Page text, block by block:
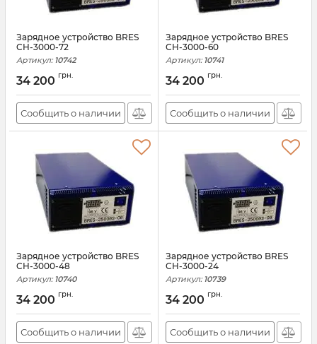
Зарядное устройство BRES
CH-3000-72
Артикул: 10742
34 200 грн.
Сообщить о наличии
Зарядное устройство BRES
CH-3000-60
Артикул: 10741
34 200 грн.
Сообщить о наличии
Зарядное устройство BRES
CH-3000-48
Артикул: 10740
34 200 грн.
Сообщить о наличии
Зарядное устройство BRES
CH-3000-24
Артикул: 10739
34 200 грн.
Сообщить о наличии